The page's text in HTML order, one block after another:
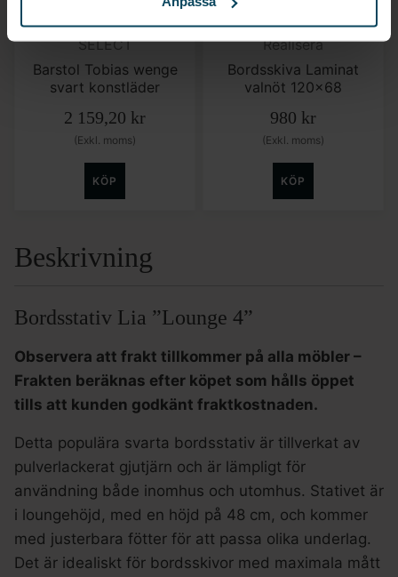
SELECT
Barstol Tobias wenge
svart konstläder
2 159,20 kr
(Exkl. moms)
KÖP
Realisera
Bordsskiva Laminat
valnöt 120×68
980 kr
(Exkl. moms)
KÖP
Beskrivning
Bordsstativ Lia ”Lounge 4”
Observera att frakt tillkommer på alla möbler –
Frakten beräknas efter köpet som hålls öppet
tills att kunden godkänt fraktkostnaden.
Detta populära svarta bordsstativ är tillverkat av
pulverlackerat gjutjärn och är lämpligt för
användning både inomhus och utomhus. Stativet är
i loungehöjd, med en höjd på 48 cm, och kommer
med justerbara fötter för att passa olika underlag.
Det är idealiskt för bordsskivor med maximala mått